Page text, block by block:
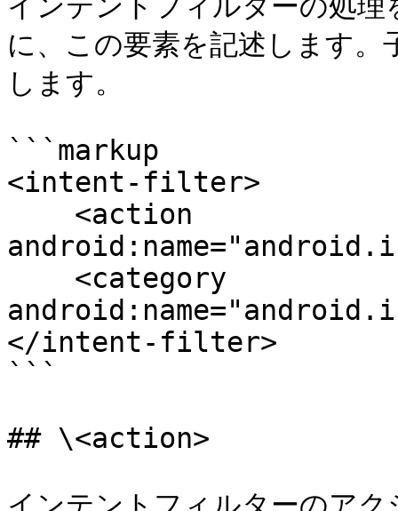
に、この要素を記述します
します。
```markup
<intent-filter>
</intent-filter>
```
## \<action>